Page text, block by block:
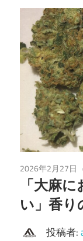
2026年2月27日
「大麻
い」香り
投稿者: